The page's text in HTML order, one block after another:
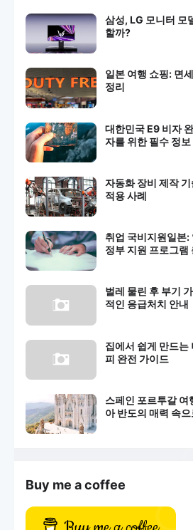
삼성, LG 모니터 모
할까?
일본 여행 쇼핑: 면
정리
대한민국 E9 비자
자를 위한 필수 정보
자동화 장비 제작
적용 사례
취업 국비지원일본:
정부 지원 프로그램
벌레 물린 후 부기
적인 응급처치 안내
집에서 쉽게 만드는
피 완전 가이드
스페인 포르투갈 여
아 반도의 매력 속으
Buy me a coffee